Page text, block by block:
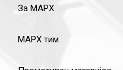
За МАРХ
МАРХ тим